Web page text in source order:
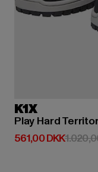
K1X
Play Hard
561,00 DKK
Nuværende pris: